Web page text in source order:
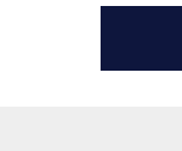
たします。
( 3 ) スタッフ派遣
お問い合わせの
なお、ご連絡手段